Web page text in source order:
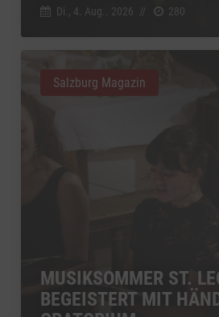
Di., 4. Aug.. 2026 // 280
MUSIKSOMMER ST.
BEGEISTERT MIT
Salzburg Magazin